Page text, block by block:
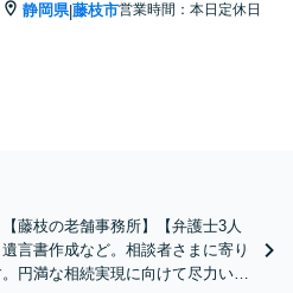
静岡県|藤枝市営業時間：本日定休日
藤枝の老舗事務所】【弁護士3人
言書作成など。相談者さまに寄り
円満な相続実現に向けて尽力いた